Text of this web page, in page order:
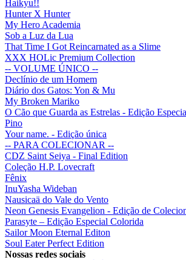
Haikyu!!
Hunter X Hunter
My Hero Academia
Sob a Luz da Lua
That Time I Got Reincarnated as a Slime
XXX HOLic Premium Collection
-- VOLUME ÚNICO --
Declínio de um Homem
Diário dos Gatos: Yon & Mu
My Broken Mariko
O Cão que Guarda as Estrelas - Edição
Pino
Your name. - Edição única
-- PARA COLECIONAR --
CDZ Saint Seiya - Final Edition
Coleção H.P. Lovecraft
Fênix
InuYasha Wideban
Nausicaä do Vale do Vento
Neon Genesis Evangelion - Edição de
Parasyte – Edição Especial Colorida
Sailor Moon Eternal Editon
Soul Eater Perfect Edition
Nossas redes sociais